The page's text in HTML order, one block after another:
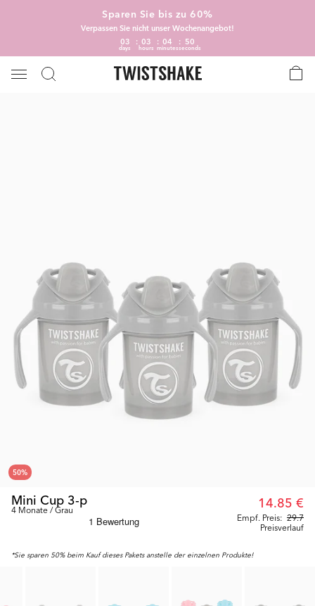
Sparen Sie bis zu 60%
Verpassen Sie nicht unser Wochenangebot!
03
days
03
hours
04
minutes
49
seconds
50%
Mini Cup 3-p
4 Monate / Grau
Empf. Preis: 29.7
14.85 €
Preisverlauf
*Sie sparen 50% beim Kauf dieses Pakets anstelle der einzelnen Produkte!